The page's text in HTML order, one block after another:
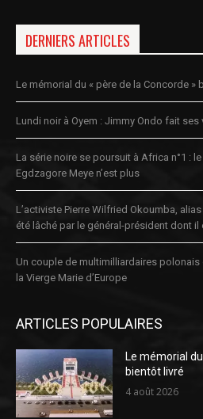
DERNIERS ARTICLES
Le mémorial du « père de la Concorde »
Lundi noir à Oyem : Jimmy Ondo fait ses
La série noire se poursuit à Africa n°1 :
Egdzagore Meye n’est plus
L’activiste Pierre Wilfried Okoumba,
été lâché par le général-président dont il
Un couple de multimilliardaires
la Vierge Marie d’Europe
ARTICLES POPULAIRES
Le mémorial
bientôt livré
4 août 2026